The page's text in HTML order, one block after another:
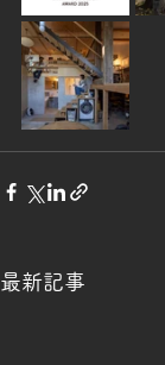
最新記事